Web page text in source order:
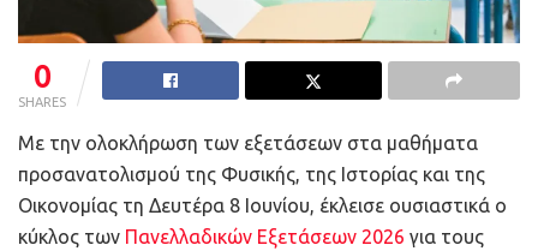
0
SHARES
Με την ολοκλήρωση των εξετάσεων στα μαθήματα
προσανατολισμού της Φυσικής, της Ιστορίας και της
Οικονομίας τη Δευτέρα 8 Ιουνίου, έκλεισε ουσιαστικά ο
κύκλος των Πανελλαδικών Εξετάσεων 2026 για τους